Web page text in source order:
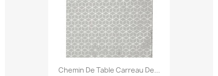
Chemin De Table Carreau De...